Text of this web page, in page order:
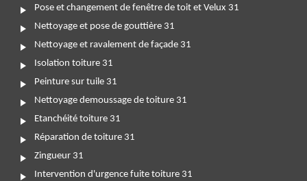
Pose et changement de fenêtre de toit et Velux 31
Nettoyage et pose de gouttière 31
Nettoyage et ravalement de façade 31
Isolation toiture 31
Peinture sur tuile 31
Nettoyage demoussage de toiture 31
Etanchéité toiture 31
Réparation de toiture 31
Zingueur 31
Intervention d'urgence fuite toiture 31